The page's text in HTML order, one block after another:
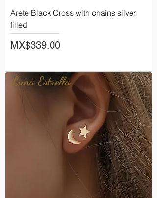
Arete Black Cross with chains silver
filled
Price
MX$339.00
Luna Estrella